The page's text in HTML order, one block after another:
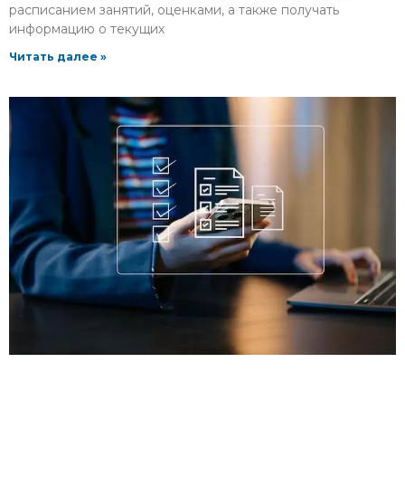
расписанием занятий, оценками, а также получать
информацию о текущих
Читать далее »